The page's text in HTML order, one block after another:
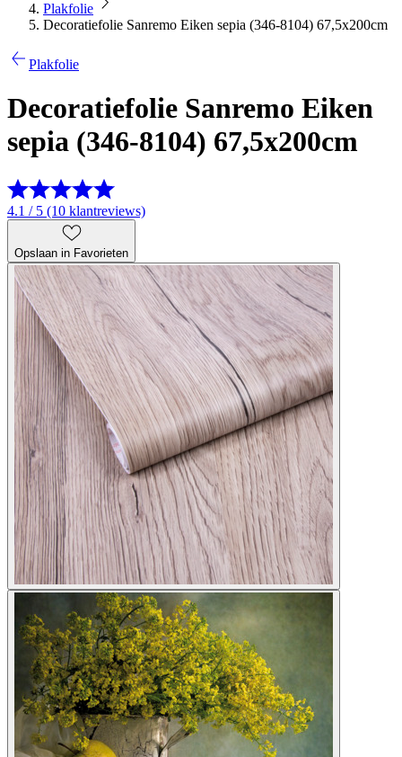
Plakfolie
Decoratiefolie Sanremo Eiken sepia (346-8104) 67,5x200cm
Plakfolie
Decoratiefolie Sanremo Eiken
sepia (346-8104) 67,5x200cm
4.1 / 5 (10 klantreviews)
Opslaan in Favorieten